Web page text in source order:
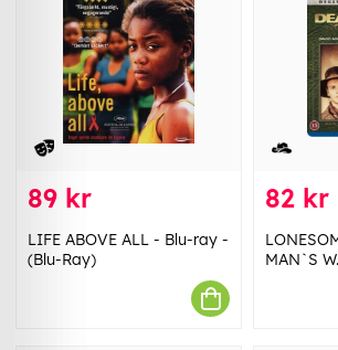
89 kr
LIFE ABOVE ALL - Blu-ray -
(Blu-Ray)
82 kr
MAN`S